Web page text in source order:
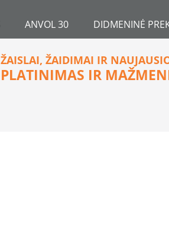
ANVOL 30 DIDMENINĖ
ŽAISLAI, ŽAIDIMAI IR
PLATINIMAS IR